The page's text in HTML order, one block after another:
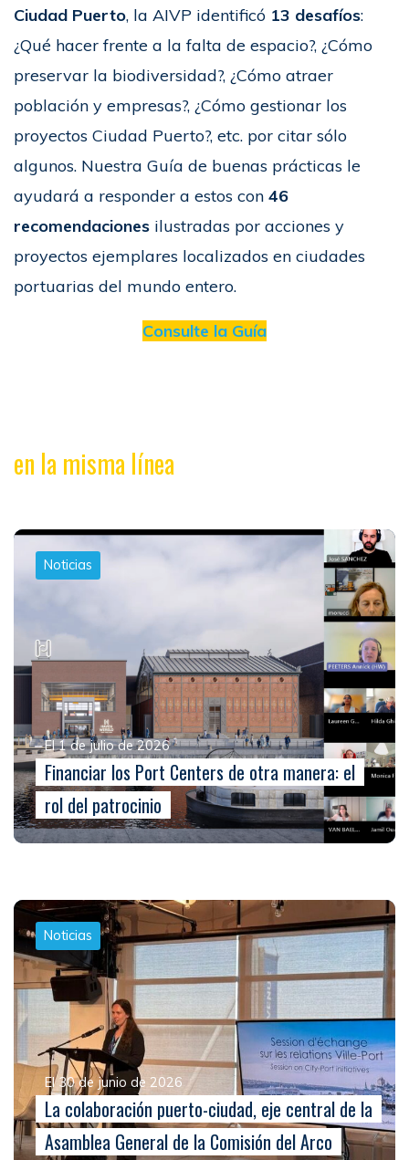
Ciudad Puerto, la AIVP identificó 13 desafíos:
¿Qué hacer frente a la falta de espacio?, ¿Cómo
preservar la biodiversidad?, ¿Cómo atraer
población y empresas?, ¿Cómo gestionar los
proyectos Ciudad Puerto?, etc. por citar sólo
algunos. Nuestra Guía de buenas prácticas le
ayudará a responder a estos con 46
recomendaciones ilustradas por acciones y
proyectos ejemplares localizados en ciudades
portuarias del mundo entero.
Consulte la Guía
en la misma línea
Noticias
El 1 de julio de 2026
Financiar los Port Centers de otra manera: el
rol del patrocinio
Noticias
El 30 de junio de 2026
La colaboración puerto-ciudad, eje central de la
Asamblea General de la Comisión del Arco